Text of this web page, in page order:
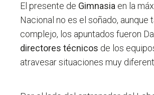
El presente de Gimnasia en la
Nacional no es el soñado,
complejo, los apuntados fueron
directores técnicos de los
atravesar situaciones muy